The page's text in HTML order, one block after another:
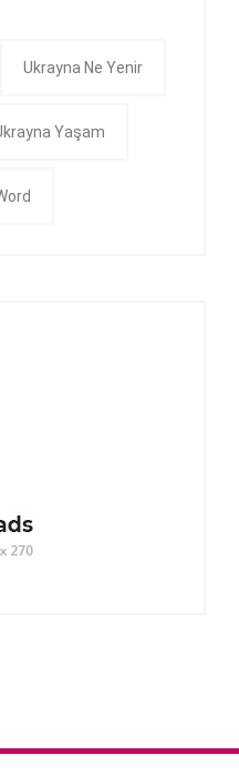
Ukrayna Ne Yenir
Yaşam